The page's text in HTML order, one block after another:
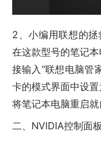
2、小编用联想的
在这款型号的笔记
接输入“联想电脑管
卡的模式界面中设
将笔记本电脑重启就
二、NVIDIA控制面板